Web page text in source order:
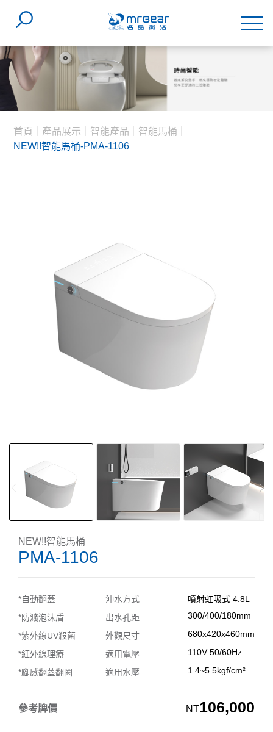
首頁 產品展示 智能產品
智能馬桶
NEW!!智能馬桶-PMA-1106
NEW!!智能馬桶
PMA-1106
*自動翻蓋
*防濺泡沫盾
*紫外線UV殺菌
*紅外線理療
*腳感翻蓋翻圈
沖水方式
噴射虹吸式 4.8L
出水孔距
300/400/180mm
外觀尺寸 680x420x460mm
適用電壓 110V 50/60Hz
適用水壓 1.4~5.5kgf/cm²
參考牌價 NT106,000